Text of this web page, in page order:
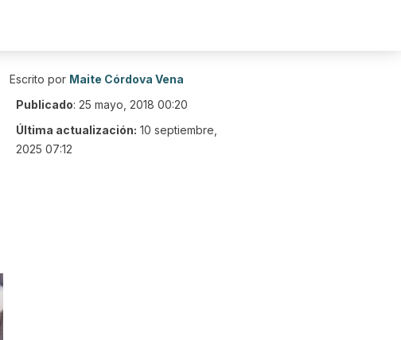
Escrito por Maite Córdova Vena
Publicado: 25 mayo, 2018 00:20
Última actualización: 10 septiembre,
2025 07:12